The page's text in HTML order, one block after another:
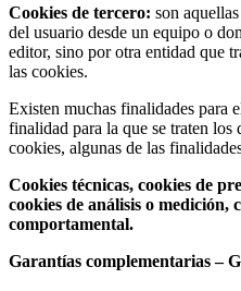
Cookies de tercero: son
del usuario desde un equipo o
editor, sino por otra entidad que
las cookies.
Existen muchas finalidades para
finalidad para la que se traten los
cookies, algunas de las
Cookies técnicas, cookies de
cookies de análisis o medición,
comportamental.
Garantías complementarias –